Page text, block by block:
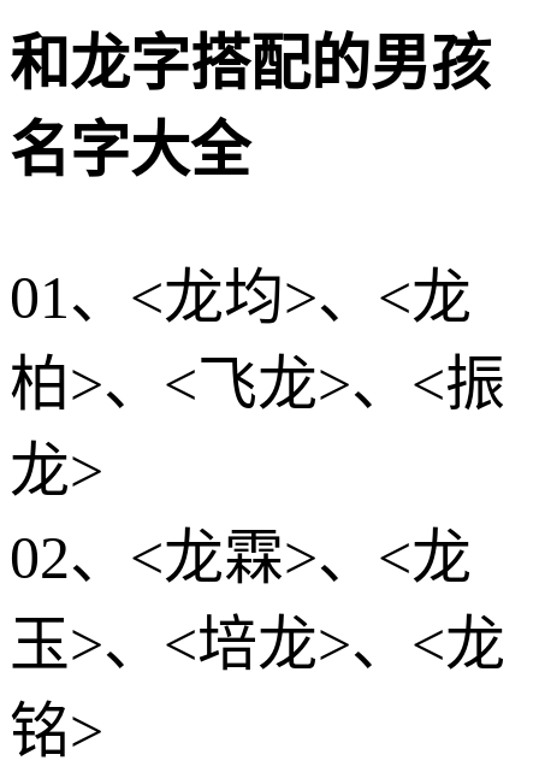
和龙字搭配的男孩
名字大全
01、<龙均>、<龙
柏>、<飞龙>、<振
龙>
02、<龙霖>、<龙
玉>、<培龙>、<龙
铭>